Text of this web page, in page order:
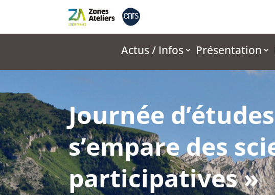
Actus / Infos Présentation
Journée
s’empare des
participatives »